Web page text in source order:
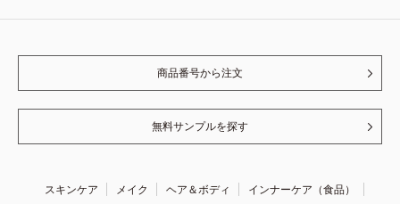
商品番号から注文
無料サンプルを探す
スキンケア メイク ヘア＆ボディ
インナーケア（食品）